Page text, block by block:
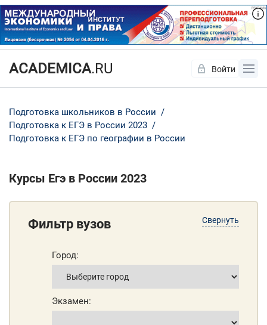
ACADEMICA.RU Войти
Подготовка школьников в России
Подготовка к ЕГЭ в России 2023
Подготовка к ЕГЭ по географии в России
Курсы Егэ в России 2023
Свернуть
Фильтр вузов
Город:
Экзамен:
Да Нет